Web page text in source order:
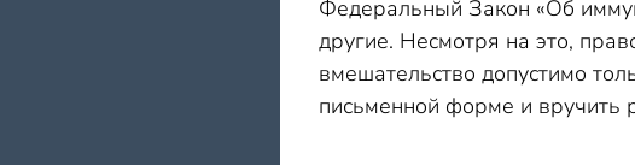
Федеральный Закон «Об
другие. Несмотря на это,
вмешательство допустимо
письменной форме и вручить